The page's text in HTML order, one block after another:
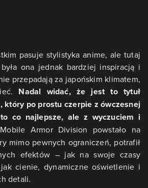
pasuje stylistyka anime, ale tutaj
ona jednak bardziej inspiracją i
przepadają za japońskim klimatem,
Nadal widać, że jest to tytuł
który po prostu czerpie z ówczesnej
co najlepsze, ale z wyczuciem i
Armor Division powstało na
mimo pewnych ograniczeń, potrafił
efektów – jak na swoje czasy
cienie, dynamiczne oświetlenie i
detali.